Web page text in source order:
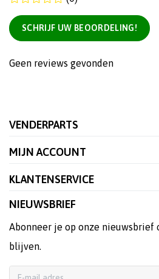
SCHRIJF UW BEOORDELING!
Geen reviews gevonden
VENDERPARTS
MIJN ACCOUNT
KLANTENSERVICE
NIEUWSBRIEF
Abonneer je op onze nieuwsbrief
blijven.